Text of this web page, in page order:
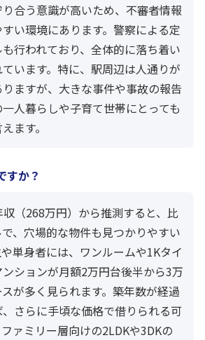
合う意識が高いため、不審者情報
い環境にあります。警察による定
行われており、全体的に落ち着い
います。特に、駅周辺は人通りが
ますが、大きな事件や事故の報告
人暮らしや子育て世帯にとっても
ます。
すか？
（268万円）から推測すると、比
、穴場的な物件も見つかりやすい
単身者には、ワンルームや1Kタイ
ションが月額2万円台後半から3万
が多く見られます。築年数が経過
さらに手頃な価格で借りられる可
ァミリー層向けの2LDKや3DKの